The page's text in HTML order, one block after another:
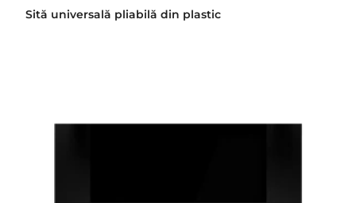
Sită universală pliabilă din plastic